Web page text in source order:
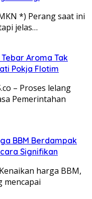
*) Perang saat ini
jelas…
Aroma Tak
Pokja Flotim
– Proses lelang
Pemerintahan
BBM Berdampak
Signifikan
Kenaikan harga BBM,
mencapai